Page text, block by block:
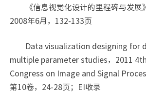
《信息视觉化设计的里程碑与发展
2008年6月，132-133页
Data visualization designing for
multiple parameter studies，2011
Congress on Image and Signal
第10卷，24-28页；EI收录